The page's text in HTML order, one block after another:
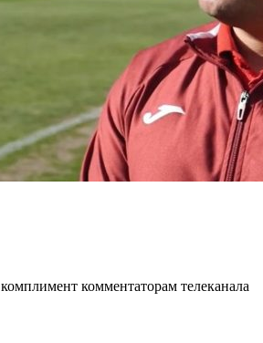
комментаторам телеканала